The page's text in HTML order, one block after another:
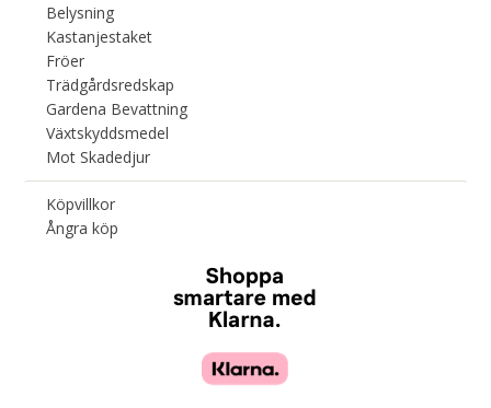
Belysning
Kastanjestaket
Fröer
Trädgårdsredskap
Gardena Bevattning
Växtskyddsmedel
Mot Skadedjur
Köpvillkor
Ångra köp